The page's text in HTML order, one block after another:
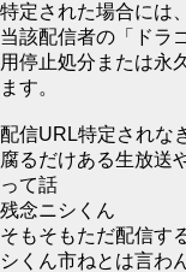
特定された場合には、
当該配信者の「ドラ
用停止処分または永
ます。
配信URL特定されな
腐るだけある生放送
って話
残念ニシくん
そもそもただ配信す
シくん市ねとは言わ